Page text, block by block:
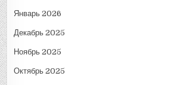
Январь 2026
Декабрь 2025
Ноябрь 2025
Октябрь 2025